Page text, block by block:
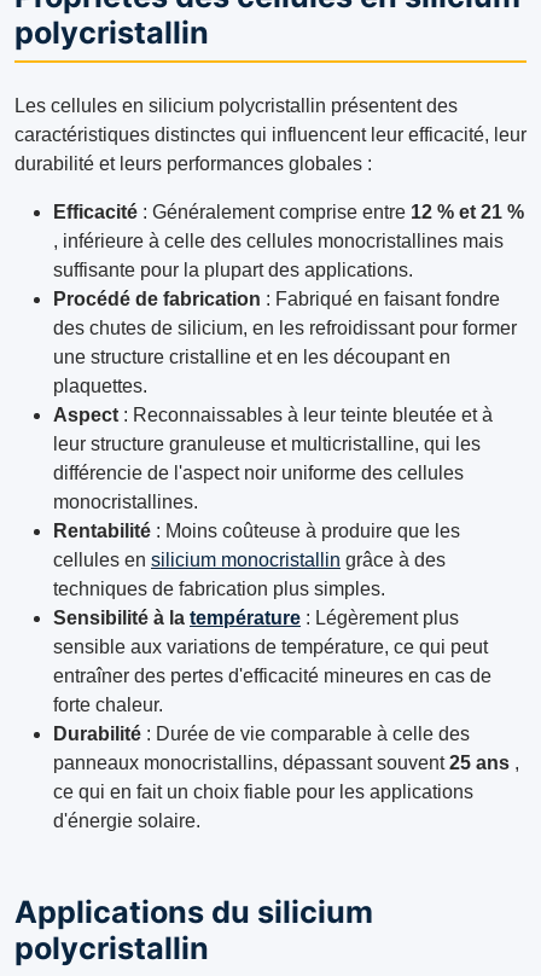
polycristallin
Les cellules en silicium polycristallin présentent des
caractéristiques distinctes qui influencent leur efficacité, leur
durabilité et leurs performances globales :
Efficacité : Généralement comprise entre 12 % et 21 %
, inférieure à celle des cellules monocristallines mais
suffisante pour la plupart des applications.
Procédé de fabrication : Fabriqué en faisant fondre
des chutes de silicium, en les refroidissant pour former
une structure cristalline et en les découpant en
plaquettes.
Aspect : Reconnaissables à leur teinte bleutée et à
leur structure granuleuse et multicristalline, qui les
différencie de l'aspect noir uniforme des cellules
monocristallines.
Rentabilité : Moins coûteuse à produire que les
cellules en silicium monocristallin grâce à des
techniques de fabrication plus simples.
Sensibilité à la température : Légèrement plus
sensible aux variations de température, ce qui peut
entraîner des pertes d'efficacité mineures en cas de
forte chaleur.
Durabilité : Durée de vie comparable à celle des
panneaux monocristallins, dépassant souvent25 ans ,
ce qui en fait un choix fiable pour les applications
d'énergie solaire.
Applications du silicium
polycristallin